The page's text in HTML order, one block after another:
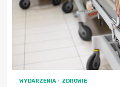
WYDARZENIA ZDROWIE